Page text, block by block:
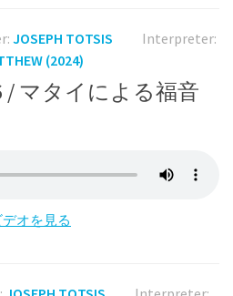
JOSEPH TOTSIS
Interpreter:
(2024)
/ マタイによる福音
デオを見る